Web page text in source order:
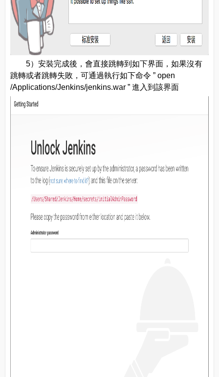
5）安裝完成後，會直接跳轉到如下界面，如果沒有
跳轉或者跳轉失敗，可通過執行如下命令 ” open
/Applications/Jenkins/jenkins.war ” 進入到該界面